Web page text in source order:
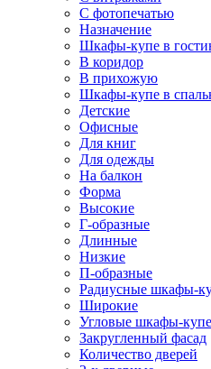
С фотопечатью
Назначение
Шкафы-купе в
В коридор
В прихожую
Шкафы-купе в
Детские
Офисные
Для книг
Для одежды
На балкон
Форма
Высокие
Г-образные
Длинные
Низкие
П-образные
Радиусные шкафы-
Широкие
Угловые шкафы-купе
Закругленный фасад
Количество дверей